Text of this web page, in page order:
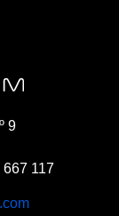
9
117